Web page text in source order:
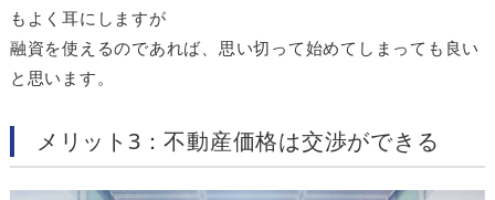
もよく耳にしますが
融資を使えるのであれば、思い切って始めてしまっても良い
と思います。
メリット3：不動産価格は交渉ができる